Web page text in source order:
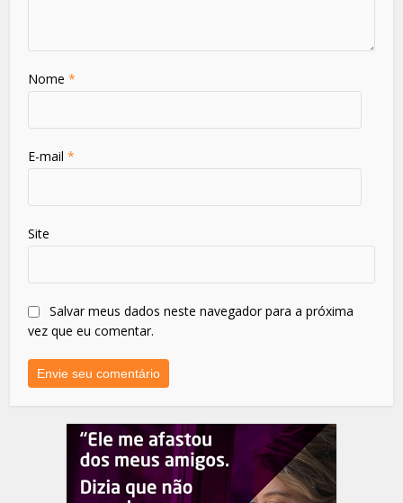
Nome*
E-mail*
Site
Salvar meus dados neste navegador para a próxima
vez que eu comentar.